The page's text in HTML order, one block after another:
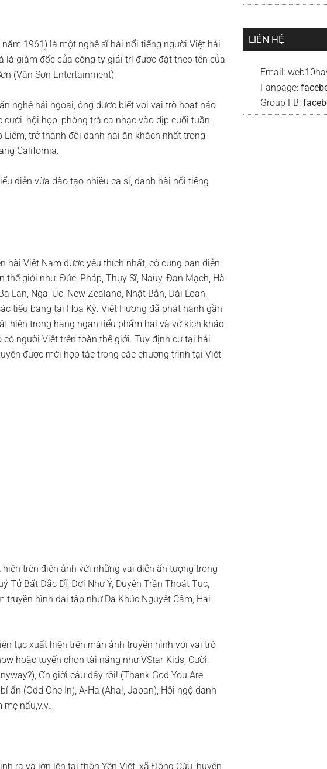
1961) là một nghệ sĩ hài nổi tiếng người Việt hải
là giám đốc của công ty giải trí được đặt theo tên của
(Vân Sơn Entertainment).
nghệ hải ngoại, ông được biết với vai trò hoạt náo
hội họp, phòng trà ca nhạc vào dịp cuối tuần.
Liêm, trở thành đôi danh hài ăn khách nhất trong
California.
diễn vừa đào tạo nhiều ca sĩ, danh hài nổi tiếng
hài Việt Nam được yêu thích nhất, cô cùng bạn diễn
thế giới như: Đức, Pháp, Thụy Sĩ, Nauy, Đan Mạch, Hà
Lan, Nga, Úc, New Zealand, Nhật Bản, Đài Loan,
tiểu bang tại Hoa Kỳ. Việt Hương đã phát hành gần
hiện trong hàng ngàn tiểu phẩm hài và vở kịch khác
người Việt trên toàn thế giới. Tuy định cư tại hải
được mời hợp tác trong các chương trình tại Việt
trên điện ảnh với những vai diễn ấn tượng trong
Tử Bất Đắc Dĩ, Đời Như Ý, Duyên Trần Thoát Tục,
hình dài tập như Dạ Khúc Nguyệt Cầm, Hai
tục xuất hiện trên màn ảnh truyền hình với vai trò
hoặc tuyển chọn tài năng như VStar-Kids, Cười
Ơn giời cậu đây rồi! (Thank God You Are
ẩn (Odd One In), A-Ha (Aha!, Japan), Hội ngộ danh
mẹ nấu,v.v…
ra và lớn lên tại thôn Yên Việt, xã Đông Cứu, huyện
LIÊN HỆ
Email:
Fanpage:
Group FB: